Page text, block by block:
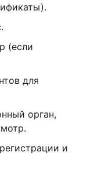
(если
для
орган,
и